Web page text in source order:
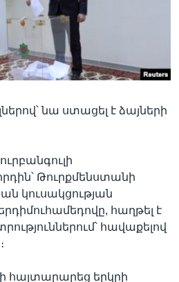
նա ստացել է ձայների
Թուրքմենստանի
կուսակցության
հաղթել է
հավաքելով
հայտարարեց երկրի